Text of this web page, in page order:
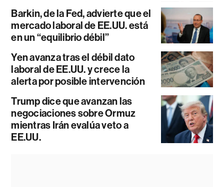
Barkin, de la Fed, advierte que el
mercado laboral de EE.UU. está
en un “equilibrio débil”
Yen avanza tras el débil dato
laboral de EE.UU. y crece la
alerta por posible intervención
Trump dice que avanzan las
negociaciones sobre Ormuz
mientras Irán evalúa veto a
EE.UU.